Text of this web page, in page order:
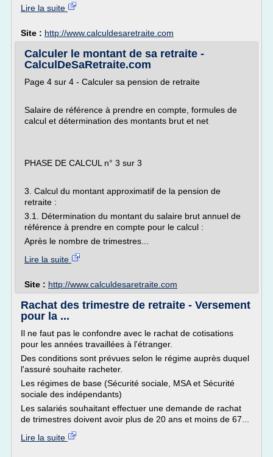
Lire la suite
Site : http://www.calculdesaretraite.com
Calculer le montant de sa retraite -
CalculDeSaRetraite.com
Page 4 sur 4 - Calculer sa pension de retraite
Salaire de référence à prendre en compte, formules de
calcul et détermination des montants brut et net
PHASE DE CALCUL n° 3 sur 3
3. Calcul du montant approximatif de la pension de
retraite :
3.1. Détermination du montant du salaire brut annuel de
référence à prendre en compte pour le calcul :
Après le nombre de trimestres...
Lire la suite
Site : http://www.calculdesaretraite.com
Rachat des trimestre de retraite - Versement
pour la ...
Il ne faut pas le confondre avec le rachat de cotisations
pour les années travaillées à l'étranger.
Des conditions sont prévues selon le régime auprès duquel
l'assuré souhaite racheter.
Les régimes de base (Sécurité sociale, MSA et Sécurité
sociale des indépendants)
Les salariés souhaitant effectuer une demande de rachat
de trimestres doivent avoir plus de 20 ans et moins de 67...
Lire la suite